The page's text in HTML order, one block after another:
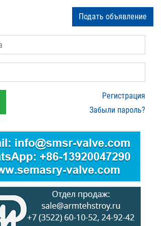
Подать объявление
Регистрация
Забыли пароль?